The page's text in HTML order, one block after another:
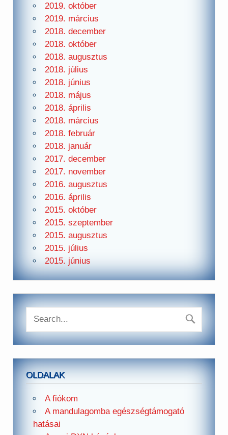
2019. október
2019. március
2018. december
2018. október
2018. augusztus
2018. július
2018. június
2018. május
2018. április
2018. március
2018. február
2018. január
2017. december
2017. november
2016. augusztus
2016. április
2015. október
2015. szeptember
2015. augusztus
2015. július
2015. június
OLDALAK
A fiókom
A mandulagomba egészségtámogató
hatásai